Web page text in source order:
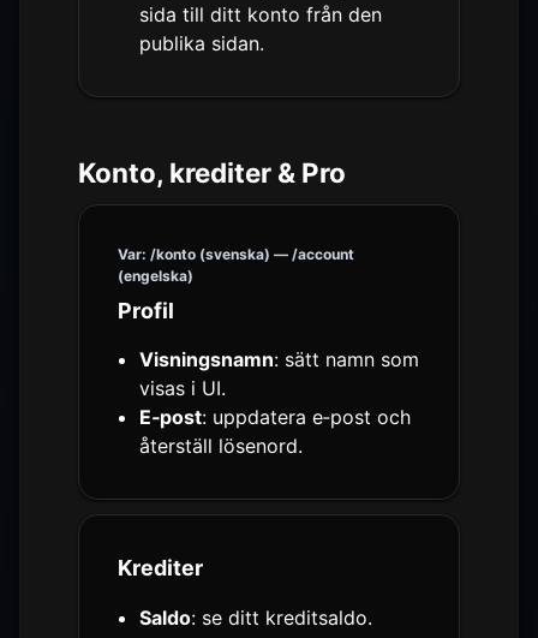
sida till ditt konto från den
publika sidan.
Konto, krediter & Pro
Var: /konto (svenska) — /account
(engelska)
Profil
Visningsnamn: sätt namn som
visas i UI.
E‑post: uppdatera e‑post och
återställ lösenord.
Krediter
Saldo: se ditt kreditsaldo.